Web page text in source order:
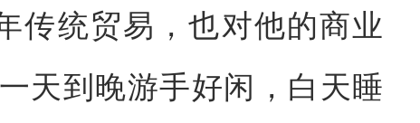
传统贸易，也对他的商业
天到晚游手好闲，白天睡